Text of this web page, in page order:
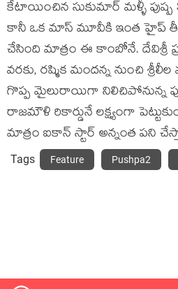
కేటాయించిన సుకుమార్ మళ్ళీ
కానీ ఒక మాస్ మూవీకి ఇంత హైప్
చేసింది మాత్రం ఈ కాంబోనే. దేవిశ్రీ
వరకు, రష్మిక మందన్న నుంచి
గొప్ప మైలురాయిగా నిలిచిపోనున్న
రాజమౌళి రికార్డునే లక్ష్యంగా
మాత్రం ఐకాన్ స్టార్ అన్నంత పని
Tags Feature Pushpa2